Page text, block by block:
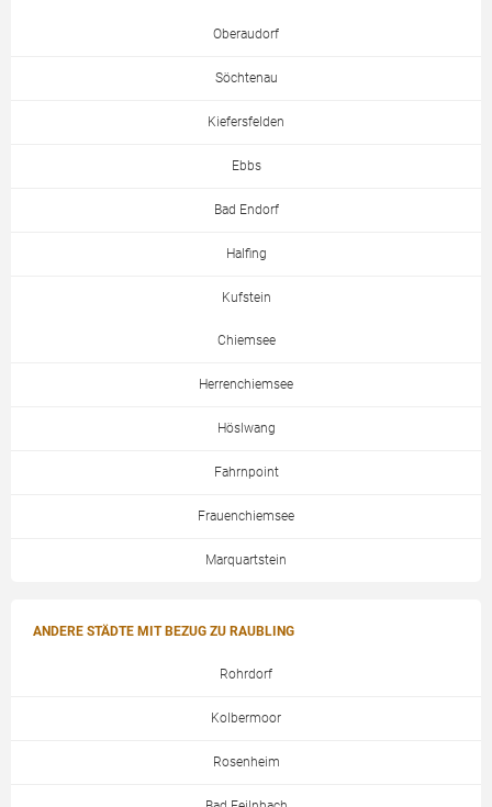
Oberaudorf
Söchtenau
Kiefersfelden
Ebbs
Bad Endorf
Halfing
Kufstein
Chiemsee
Herrenchiemsee
Höslwang
Fahrnpoint
Frauenchiemsee
Marquartstein
ANDERE STÄDTE MIT BEZUG ZU RAUBLING
Rohrdorf
Kolbermoor
Rosenheim